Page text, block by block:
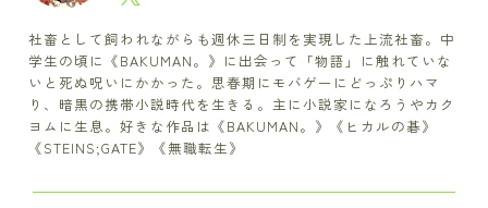
社畜として飼われながらも週休三日制を実現した上流社畜。中
学生の頃に《BAKUMAN。》に出会って「物語」に触れていな
いと死ぬ呪いにかかった。思春期にモバゲーにどっぷりハマ
り、暗黒の携帯小説時代を生きる。主に小説家になろうやカク
ヨムに生息。好きな作品は《BAKUMAN。》《ヒカルの碁》
《STEINS;GATE》《無職転生》